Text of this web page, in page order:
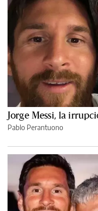
Jorge Messi, la
Pablo Perantuono